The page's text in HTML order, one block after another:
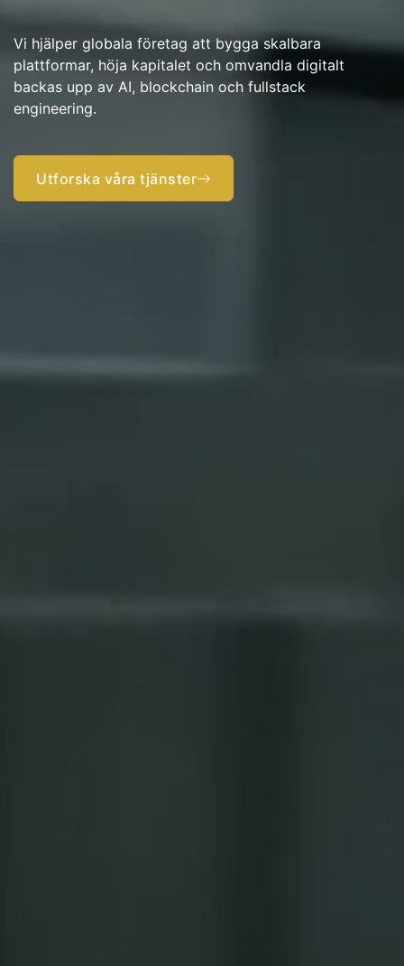
Från strategi och genomförande till investeringar och
automation levererar Rusaka intelligenta lösningar som
skala.
Vi hjälper globala företag att bygga skalbara
plattformar, höja kapitalet och omvandla digitalt
backas upp av AI, blockchain och fullstack
engineering.
Utforska våra tjänster